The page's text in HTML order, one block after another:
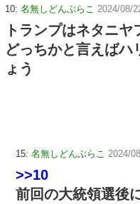
10: 名無しどんぶらこ 2024/08/
トランプはネタニ
どっちかと言えばハ
ょう
15: 名無しどんぶらこ 2024/
>>10
前回の大統領選後